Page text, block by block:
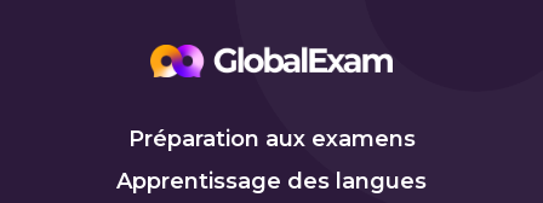
Préparation aux examens
Apprentissage des langues